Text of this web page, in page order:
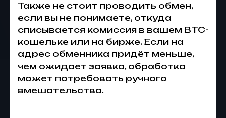
Также не стоит проводить обмен,
если вы не понимаете, откуда
списывается комиссия в вашем BTC-
кошельке или на бирже. Если на
адрес обменника придёт меньше,
чем ожидает заявка, обработка
может потребовать ручного
вмешательства.